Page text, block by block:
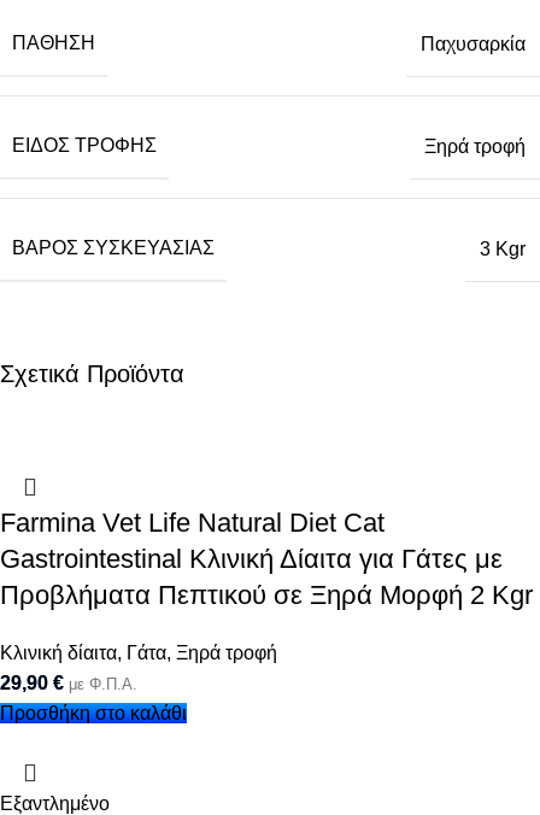
ΠΆΘΗΣΗ Παχυσαρκία
ΕΊΔΟΣ ΤΡΟΦΉΣ Ξηρά τροφή
ΒΆΡΟΣ ΣΥΣΚΕΥΑΣΊΑΣ 3 Kgr
Σχετικά Προϊόντα
Farmina Vet Life Natural Diet Cat
Gastrointestinal Κλινική Δίαιτα για Γάτες με
Προβλήματα Πεπτικού σε Ξηρά Μορφή 2 Kgr
Κλινική δίαιτα, Γάτα, Ξηρά τροφή
29,90 € με Φ.Π.Α.
Προσθήκη στο καλάθι
Εξαντλημένο